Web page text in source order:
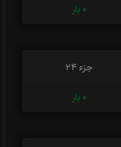
0 بار
جزء 24
0 بار